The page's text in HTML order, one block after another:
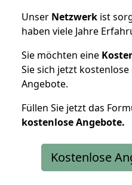
Unser Netzwerk ist
haben viele Jahre
Sie möchten eine
Sie sich jetzt
Angebote.
Füllen Sie jetzt das
kostenloseAngebote.
Kostenlose